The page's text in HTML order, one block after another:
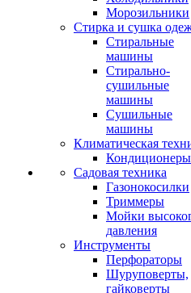
Морозильники
Стирка и сушка
Стиральные
машины
Стирально-
сушильные
машины
Сушильные
машины
Климатическая
Кондиционеры
Садовая техника
Газонокосилки
Триммеры
Мойки
давления
Инструменты
Перфораторы
Шуруповерты,
гайковерты